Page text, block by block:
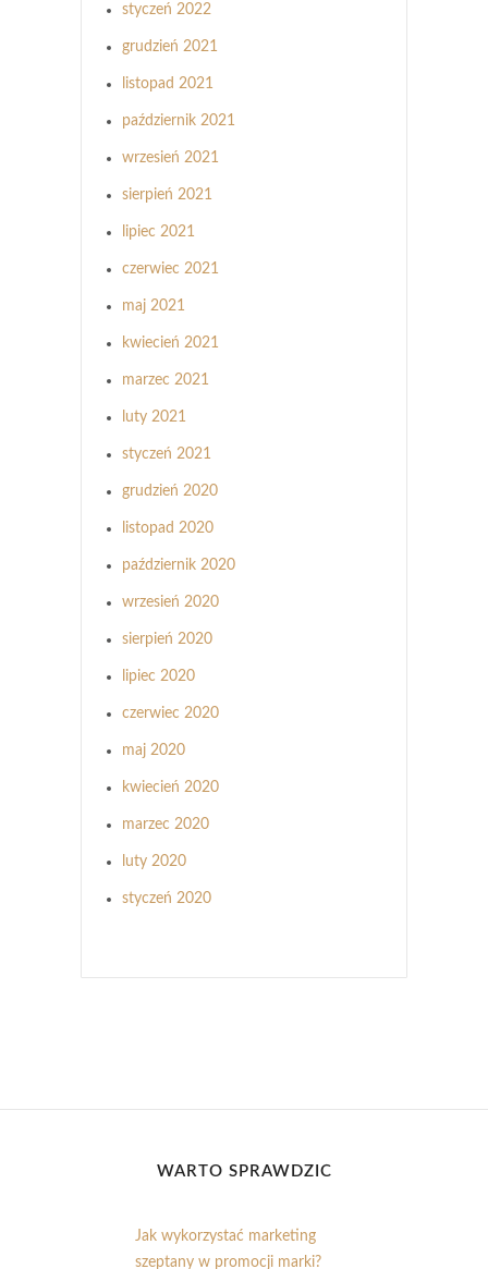
styczeń 2022
grudzień 2021
listopad 2021
październik 2021
wrzesień 2021
sierpień 2021
lipiec 2021
czerwiec 2021
maj 2021
kwiecień 2021
marzec 2021
luty 2021
styczeń 2021
grudzień 2020
listopad 2020
październik 2020
wrzesień 2020
sierpień 2020
lipiec 2020
czerwiec 2020
maj 2020
kwiecień 2020
marzec 2020
luty 2020
styczeń 2020
WARTO SPRAWDZIĆ
Jak wykorzystać marketing
szeptany w promocji marki?